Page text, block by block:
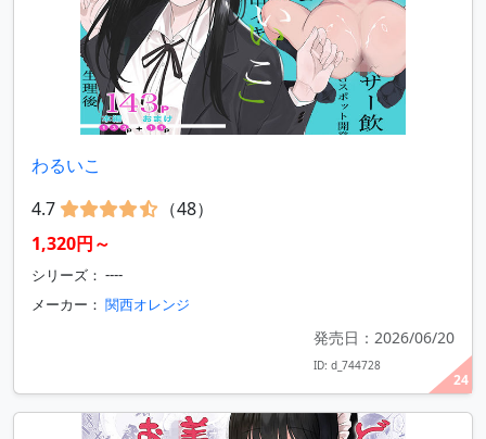
24
わるいこ
4.7
（48）
1,320円～
シリーズ： ----
メーカー： 関西オレンジ
発売日：2026/06/20
ID: d_744728